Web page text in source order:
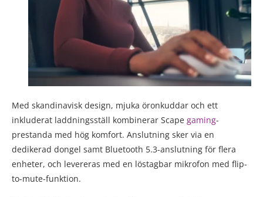
Med skandinavisk design, mjuka öronkuddar och ett
inkluderat laddningsställ kombinerar Scape gaming-
prestanda med hög komfort. Anslutning sker via en
dedikerad dongel samt Bluetooth 5.3-anslutning för flera
enheter, och levereras med en löstagbar mikrofon med flip-
to-mute-funktion.